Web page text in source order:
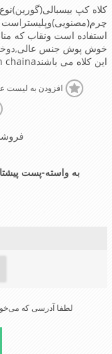
کلاه کپ
استفاده است ونقاب که
خوش پوش جنس
این کلاه می باشندmade in chaina
افزودن به لیست
لطفا آدرسی که